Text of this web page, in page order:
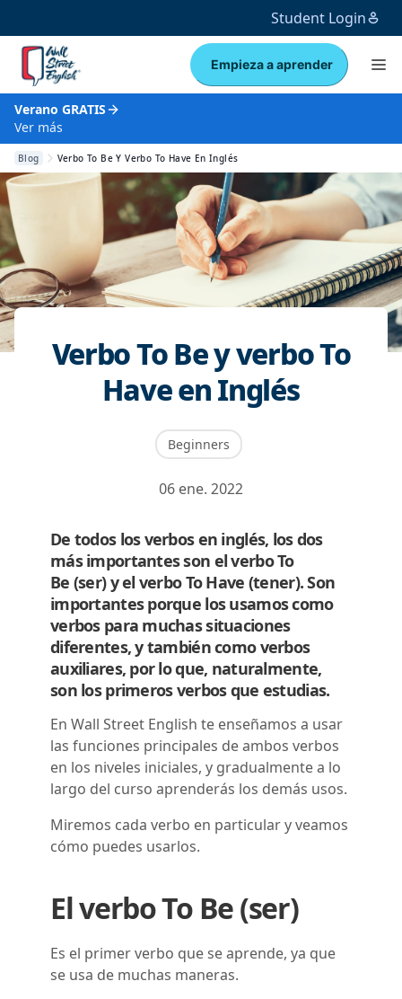
Student Login
Empieza a aprender
Verano GRATIS
Ver más
Blog Verbo To Be Y Verbo To Have En Inglés
Verbo To Be y verbo To
Have en Inglés
Beginners
06 ene. 2022
De todos los verbos en inglés, los dos
más importantes son el verbo To
Be (ser) y el verbo To Have (tener). Son
importantes porque los usamos como
verbos para muchas situaciones
diferentes, y también como verbos
auxiliares, por lo que, naturalmente,
son los primeros verbos que estudias.
En Wall Street English te enseñamos a usar
las funciones principales de ambos verbos
en los niveles iniciales, y gradualmente a lo
largo del curso aprenderás los demás usos.
Miremos cada verbo en particular y veamos
cómo puedes usarlos.
El verbo To Be (ser)
Es el primer verbo que se aprende, ya que
se usa de muchas maneras.